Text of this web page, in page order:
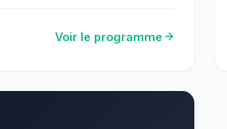
Voir le programme